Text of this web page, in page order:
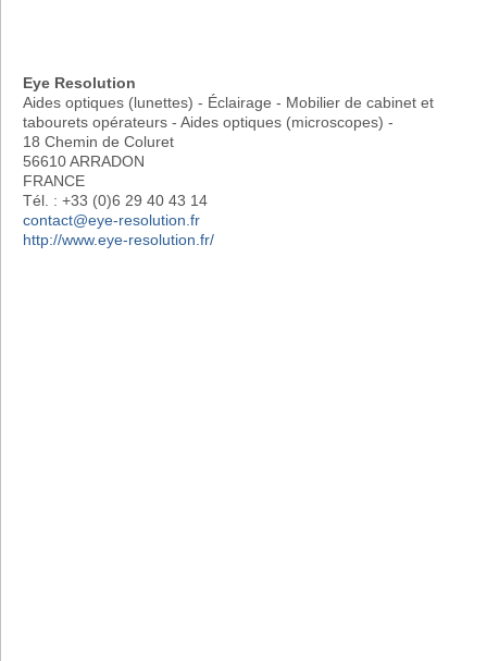
Eye Resolution
Aides optiques (lunettes) - Éclairage - Mobilier de cabinet et
tabourets opérateurs - Aides optiques (microscopes) -
18 Chemin de Coluret
56610 ARRADON
FRANCE
Tél. : +33 (0)6 29 40 43 14
contact@eye-resolution.fr
http://www.eye-resolution.fr/